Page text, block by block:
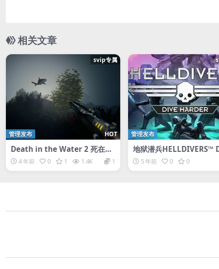
相关文章
svip专属
HOT
管理发布
Death in the Water 2 死在水
中24 年前 0 1 1.4K 1
管理发布
地狱潜兵HELLDIVERS™
Harder Edition绝地潜兵
5 年前 0 0